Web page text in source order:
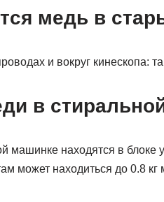
медь в
и вокруг кинескопа:
в
машинке находятся в блоке
может находиться до 0.8 кг